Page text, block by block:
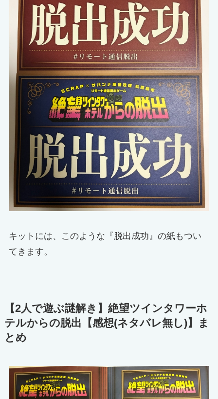
キットには、このような『脱出成功』の紙もつい
てきます。
【2人で遊ぶ謎解き】絶望ツインタワーホ
テルからの脱出【感想(ネタバレ無し)】ま
とめ